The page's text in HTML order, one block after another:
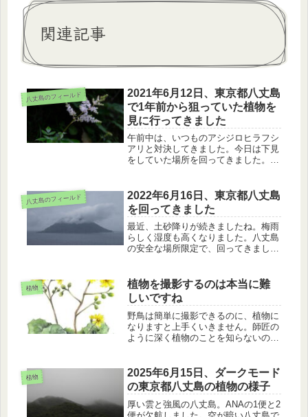
関連記事
八丈島のフィールド
2021年6月12日、東京都八丈島
で1年前から狙っていた植物を
見に行ってきました
午前中は、いつものアシジロヒラフシ
アリと対決してきました。今日は下見
をしていた場所を回ってきました。1
の花を見ました。夕方はきれいな八丈
富士と八丈小島を眺めました。
八丈島のフィールド
2022年6月16日、東京都八丈島
を回ってきました
最近、土砂降りが続きましたね。梅雨
らしく湿度も高くなりました。八丈島
の安全な場所限定で、回ってきまし
カルガモ、クロハラアジサシを見てき
ました。
植物
植物を撮影するのは本当に難
しいですね
野鳥は簡単に撮影できるのに、植物に
なりますと上手くいきません。師匠の
ように深く植物のことを知らないのが
た。
植物
2025年6月15日、ダークモード
の東京都八丈島の植物の様子
厚い雲と強風の八丈島。ANAの1便と2